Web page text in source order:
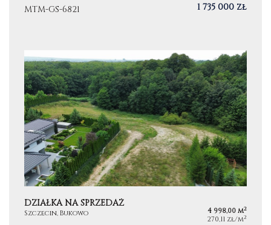
MTM-GS-6821 1 735 000 zł
DZIAŁKA NA SPRZEDAŻ
Szczecin, Bukowo 4 998,00 m2
270,11 zł/m2